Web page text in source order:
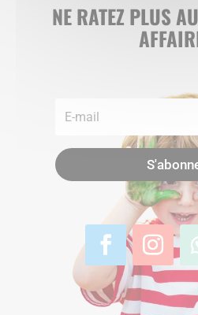
NE RATEZ PLUS